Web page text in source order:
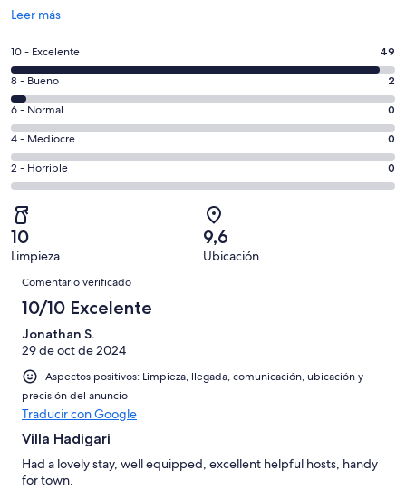
Leer más
Se
en
una
ventana
nueva
49
comentarios
de
un
total
de
51
con
una
puntuación
de
10
Excelente
10 - Excelente 49
2
comentarios
de
un
total
de
con
una
puntuación
Bueno
8 - Bueno 2
0
comentarios
de
un
total
de
51
con
una
puntuación
de
Normal
6 - Normal 0
0
comentarios
de
total
de
51
puntuación
de
Mediocre
4 - Mediocre 0
0
comentarios
de
un
total
de
51
con
puntuación
de
Horrible
2 - Horrible 0
10
Limpieza
9,6
Ubicación
Comentarios
Comentario verificado
10/10 Excelente
Jonathan S.
29 de oct de 2024
Aspectos positivos: Limpieza, llegada, comunicación, ubicación y
precisión del anuncio
Traducir con Google
Villa Hadigari
Had a lovely stay, well equipped, excellent helpful hosts, handy
for town.